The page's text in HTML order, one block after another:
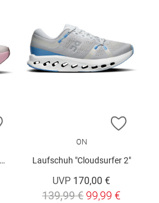
ZUR WUNSCHLISTE HINZUFÜGEN
ZUR
ON
Laufschuh "Cloudsurfer 2"
UVP 170,00 €
139,99 € 99,99 €